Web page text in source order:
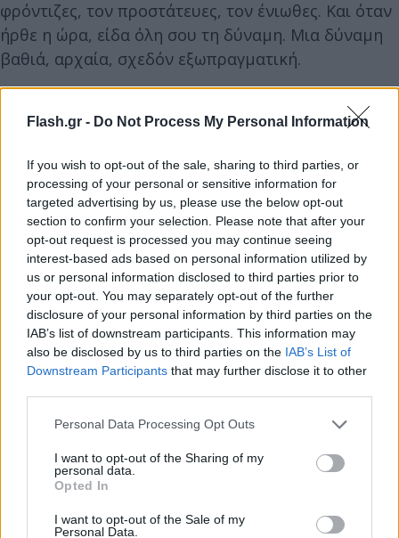
Flash.gr - Do Not Process My Personal Information
If you wish to opt-out of the sale, sharing to third parties, or
processing of your personal or sensitive information for
targeted advertising by us, please use the below opt-out
section to confirm your selection. Please note that after your
opt-out request is processed you may continue seeing
interest-based ads based on personal information utilized by
us or personal information disclosed to third parties prior to
your opt-out. You may separately opt-out of the further
disclosure of your personal information by third parties on the
IAB’s list of downstream participants. This information may
also be disclosed by us to third parties on the IAB’s List of
Downstream Participants that may further disclose it to other
Please note that this website/app uses one or more Google
not limited to your visit or usage behaviour. You may click to
grant or deny consent to Google and its third-party tags to
use your data for below specified purposes in below Google
consent section.
Personal Data Processing Opt Outs
I want to opt-out of the Sharing of my
personal data.
Opted In
I want to opt-out of the Sale of my
Personal Data.
φρόντιζες, τον προστάτευες, τον ένιωθες. Και όταν
ήρθε η ώρα, είδα όλη σου τη δύναμη. Μια δύναμη
βαθιά, αρχαία, σχεδόν εξωπραγματική.